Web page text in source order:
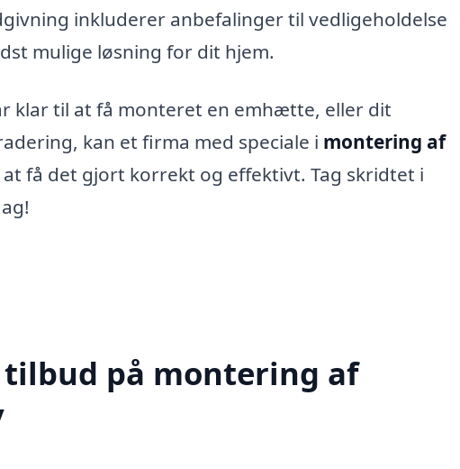
inkluderer anbefalinger til vedligeholdelse
mulige løsning for dit hjem.
klar til at få monteret en emhætte, eller dit
kan et firma med speciale i montering af
få det gjort korrekt og effektivt. Tag skridtet i
på montering af